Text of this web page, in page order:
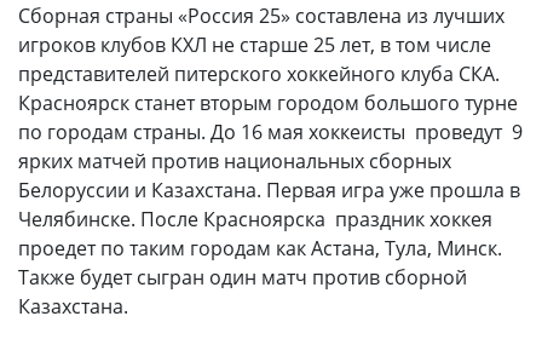
Сборная страны «Россия 25» составлена из лучших
игроков клубов КХЛ не старше 25 лет, в том числе
представителей питерского хоккейного клуба СКА.
Красноярск станет вторым городом большого турне
по городам страны. До 16 мая хоккеисты проведут 9
ярких матчей против национальных сборных
Белоруссии и Казахстана. Первая игра уже прошла в
Челябинске. После Красноярска праздник хоккея
проедет по таким городам как Астана, Тула, Минск.
Также будет сыгран один матч против сборной
Казахстана.